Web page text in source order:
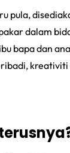
pula,
dalam
bapa dan